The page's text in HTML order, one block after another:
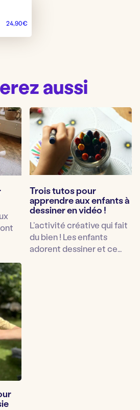
24,90€
aussi
Trois tutos pour
apprendre aux enfants à
dessiner en vidéo !
L’activité créative qui fait
du bien ! Les enfants
adorent dessiner et ce…